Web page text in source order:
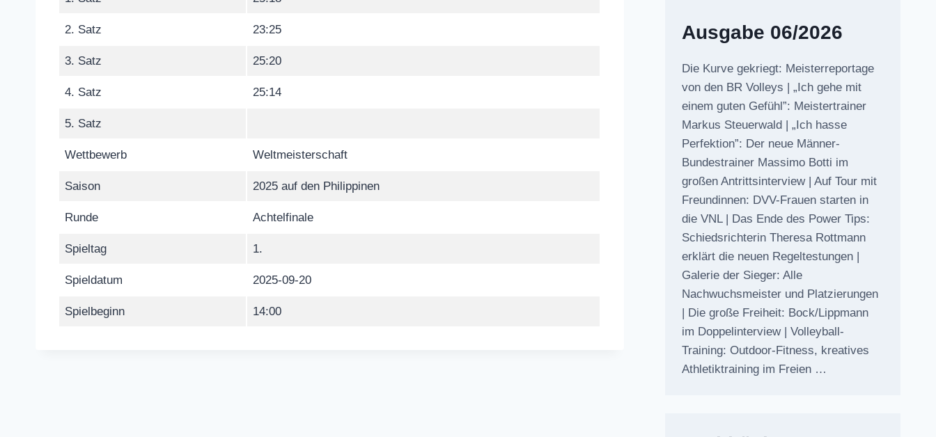
2. Satz 23:25
3. Satz 25:20
4. Satz 25:14
5. Satz
Wettbewerb Weltmeisterschaft
Saison 2025 auf den Philippinen
Runde Achtelfinale
Spieltag 1.
Spieldatum 2025-09-20
Spielbeginn 14:00
Ausgabe 06/2026
Die Kurve gekriegt: Meisterreportage
von den BR Volleys | „Ich gehe mit
einem guten Gefühl”: Meistertrainer
Markus Steuerwald | „Ich hasse
Perfektion”: Der neue Männer-
Bundestrainer Massimo Botti im
großen Antrittsinterview | Auf Tour mit
Freundinnen: DVV-Frauen starten in
die VNL | Das Ende des Power Tips:
Schiedsrichterin Theresa Rottmann
erklärt die neuen Regeltestungen |
Galerie der Sieger: Alle
Nachwuchsmeister und Platzierungen
| Die große Freiheit: Bock/Lippmann
im Doppelinterview | Volleyball-
Training: Outdoor-Fitness, kreatives
Athletiktraining im Freien …